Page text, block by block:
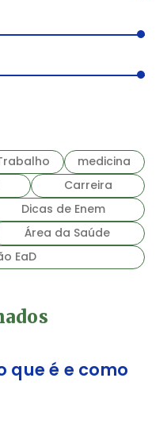
medicina
Carreira
Dicas de Enem
Área da Saúde
EaD
que é e como